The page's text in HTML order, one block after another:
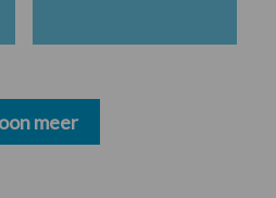
meer